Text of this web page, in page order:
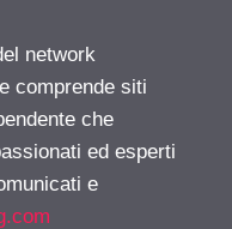
network
comprende siti
che
ed esperti
e